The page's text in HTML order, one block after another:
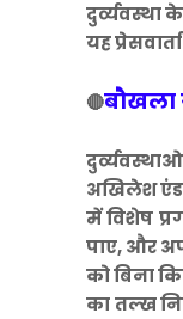
दुर्व्यवस्था
यह
🔴बौखला
अखिलेश एंड
में विशेष
पाए, और
को बिना
का तल्ख